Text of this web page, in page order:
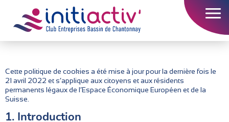
L’association
Nos actions
Cette politique de cookies a été mise à jour pour la dernière fois le
21 avril 2022 et s’applique aux citoyens et aux résidents
permanents légaux de l’Espace Économique Européen et de la
Suisse.
1. Introduction